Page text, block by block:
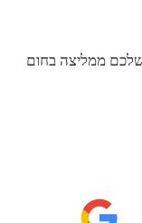
ממליצה בחום